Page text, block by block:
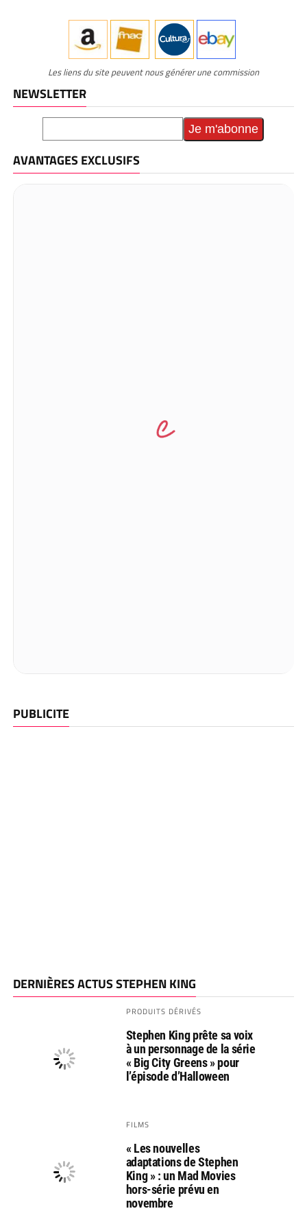
Les liens du site peuvent nous générer une commission
NEWSLETTER
AVANTAGES EXCLUSIFS
PUBLICITE
DERNIÈRES ACTUS STEPHEN KING
PRODUITS DÉRIVÉS
Stephen King prête sa voix
à un personnage de la série
« Big City Greens » pour
l’épisode d’Halloween
FILMS
« Les nouvelles
adaptations de Stephen
King » : un Mad Movies
hors-série prévu en
novembre